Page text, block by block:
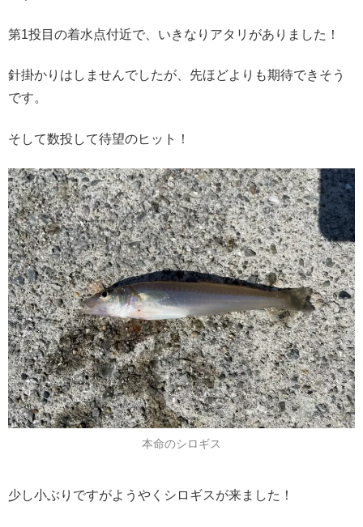
第1投目の着水点付近で、いきなりアタリがありました！
針掛かりはしませんでしたが、先ほどよりも期待できそう
です。
そして数投して待望のヒット！
本命のシロギス
少し小ぶりですがようやくシロギスが来ました！